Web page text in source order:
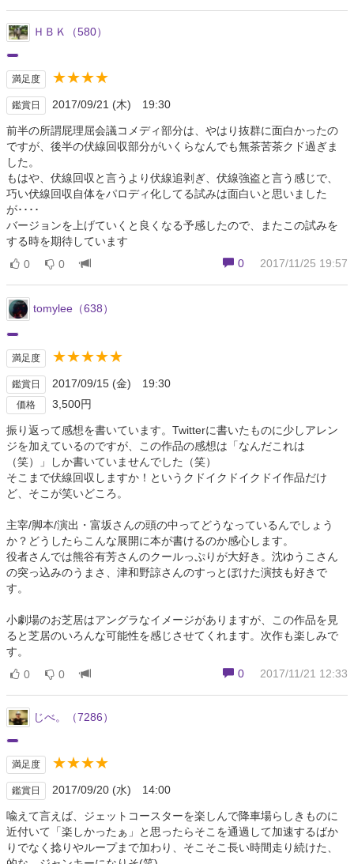
ＨＢＫ（580）
満足度 ★★★★
鑑賞日 2017/09/21 (木) 19:30
前半の所謂屁理屈会議コメディ部分は、やはり抜群に面白かったの
ですが、後半の伏線回収部分がいくらなんでも無茶苦茶クド過ぎま
した。
もはや、伏線回収と言うより伏線追剥ぎ、伏線強盗と言う感じで、
巧い伏線回収自体をパロディ化してる試みは面白いと思いました
が････
バージョンを上げていくと良くなる予感したので、またこの試みを
する時を期待しています
0
2017/11/25 19:57
0 0
tomylee（638）
満足度 ★★★★★
鑑賞日 2017/09/15 (金) 19:30
価格 3,500円
振り返って感想を書いています。Twitterに書いたものに少しアレン
ジを加えているのですが、この作品の感想は「なんだこれは
（笑）」しか書いていませんでした（笑）
そこまで伏線回収しますか！というクドイクドイクドイ作品だけ
ど、そこが笑いどころ。
主宰/脚本/演出・富坂さんの頭の中ってどうなっているんでしょう
か？どうしたらこんな展開に本が書けるのか感心します。
役者さんでは熊谷有芳さんのクールっぷりが大好き。沈ゆうこさん
の突っ込みのうまさ、津和野諒さんのすっとぼけた演技も好きで
す。
小劇場のお芝居はアングラなイメージがありますが、この作品を見
ると芝居のいろんな可能性を感じさせてくれます。次作も楽しみで
す。
0
2017/11/21 12:33
0 0
じべ。（7286）
満足度 ★★★★
鑑賞日 2017/09/20 (水) 14:00
喩えて言えば、ジェットコースターを楽しんで降車場らしきものに
近付いて「楽しかったぁ」と思ったらそこを通過して加速するばか
りでなく捻りやループまで加わり、そこそこ長い時間走り続けた、